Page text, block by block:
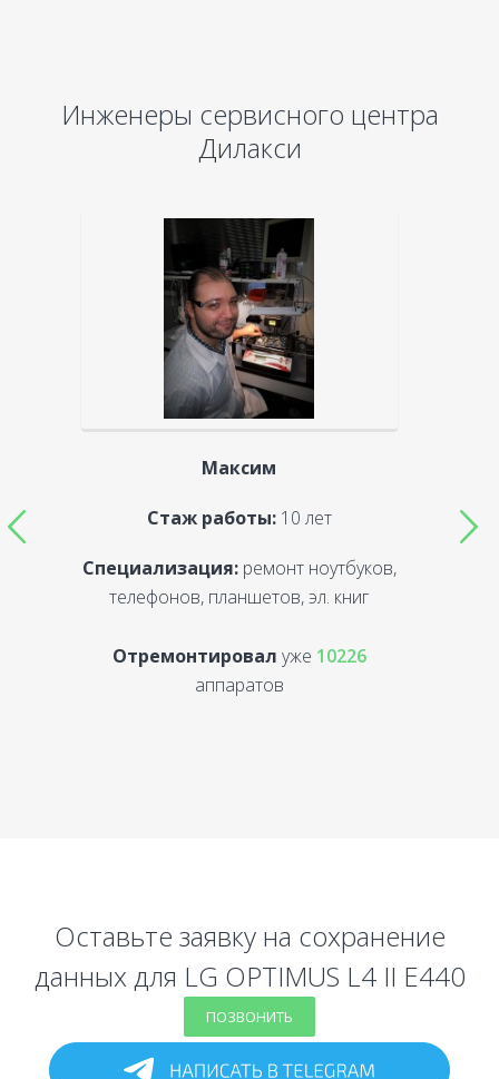
Инженеры сервисного центра
Дилакси
Максим
Стаж работы:10 лет
Специализация:ремонт ноутбуков,
телефонов, планшетов, эл. книг
Отремонтировал уже 10226
аппаратов
Оставьте заявку на сохранение
данных для LG OPTIMUS L4 II E440
ПОЗВОНИТЬ